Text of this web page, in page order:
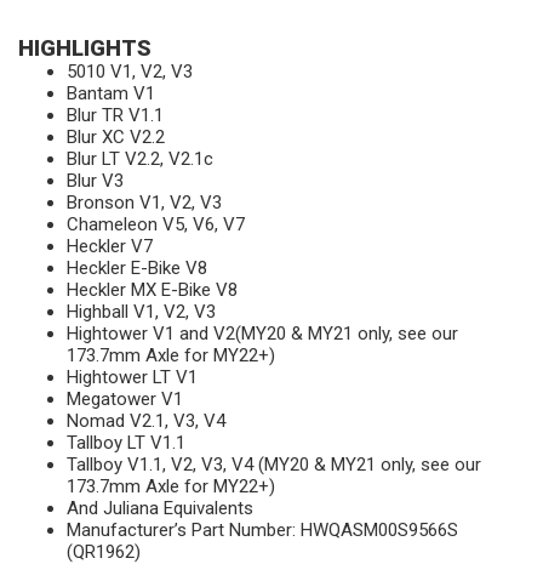
HIGHLIGHTS
5010 V1, V2, V3
Bantam V1
Blur TR V1.1
Blur XC V2.2
Blur LT V2.2, V2.1c
Blur V3
Bronson V1, V2, V3
Chameleon V5, V6, V7
Heckler V7
Heckler E-Bike V8
Heckler MX E-Bike V8
Highball V1, V2, V3
Hightower V1 and V2(MY20 & MY21 only, see our
173.7mm Axle for MY22+)
Hightower LT V1
Megatower V1
Nomad V2.1, V3, V4
Tallboy LT V1.1
Tallboy V1.1, V2, V3, V4 (MY20 & MY21 only, see our
173.7mm Axle for MY22+)
And Juliana Equivalents
Manufacturer’s Part Number: HWQASM00S9566S
(QR1962)